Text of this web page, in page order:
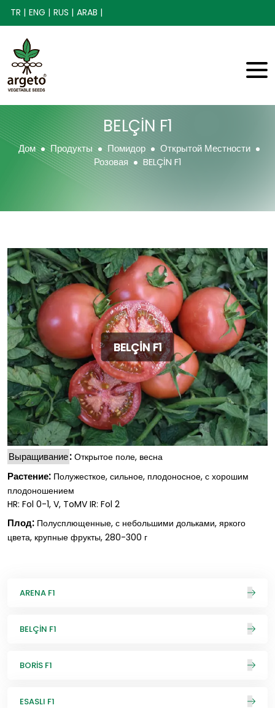
TR | ENG | RUS | ARAB |
BELÇİN F1
Дом Продукты Помидор
Открытой Местности
Розовая
BELÇİN F1
BELÇİN F1
Выращивание: Открытое поле, весна
Растение: Полужесткое, сильное, плодоносное, с хорошим
плодоношением
HR: Fol 0-1, V, ToMV IR: Fol 2
Плод: Полусплющенные, с небольшими дольками, яркого
цвета, крупные фрукты, 280-300 г
ARENA F1
BELÇİN F1
BORİS F1
ESASLI F1